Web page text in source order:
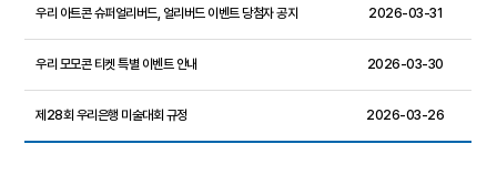
우리 아트콘 슈퍼얼리버드, 얼리버드 이벤트 당첨자 공지 2026-03-31
우리 모모콘 티켓 특별 이벤트 안내 2026-03-30
제28회 우리은행 미술대회 규정 2026-03-26